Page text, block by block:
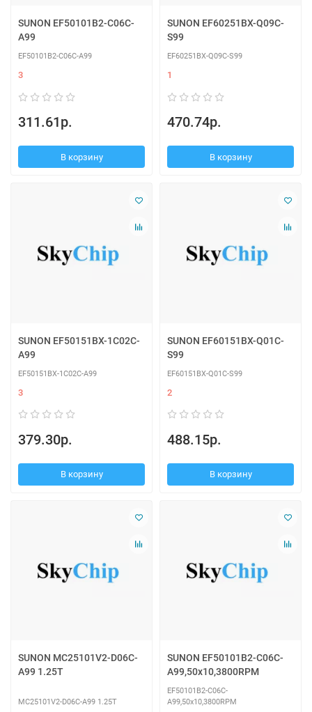
SUNON EF50101B2-C06C-
A99
EF50101B2-C06C-A99
3
311.61р.
В корзину
SUNON EF60251BX-Q09C-
S99
EF60251BX-Q09C-S99
1
470.74р.
В корзину
SUNON EF50151BX-1C02C-
A99
EF50151BX-1C02C-A99
3
379.30р.
В корзину
SUNON EF60151BX-Q01C-
S99
EF60151BX-Q01C-S99
2
488.15р.
В корзину
SUNON MC25101V2-D06C-
A99 1.25T
MC25101V2-D06C-A99 1.25T
SUNON EF50101B2-C06C-
A99,50x10,3800RPM
EF50101B2-C06C-
A99,50x10,3800RPM